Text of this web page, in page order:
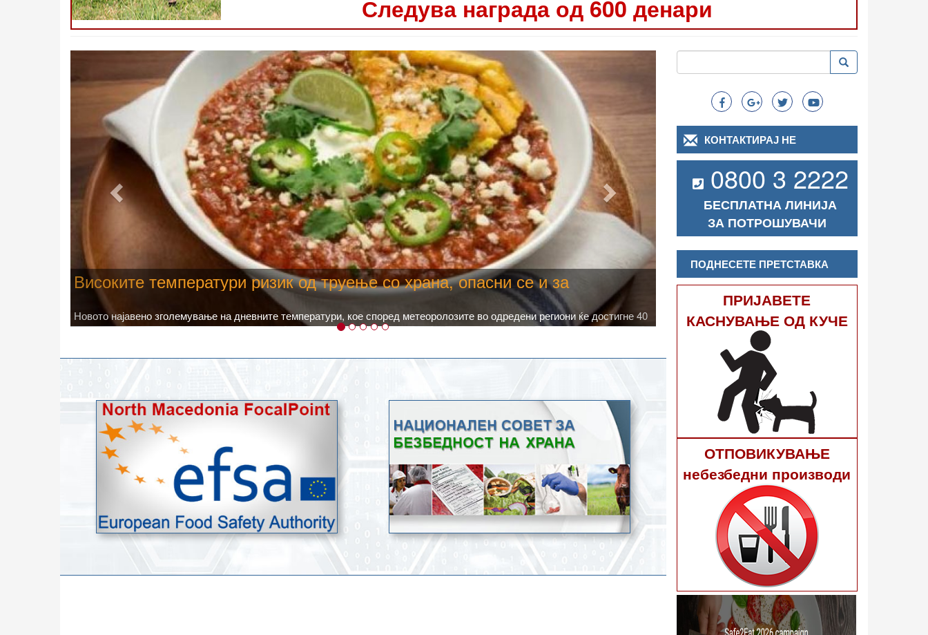
Следува награда од 600 денари
Водата во Гостивар може да се користи како техничка, продолжува
испораката на флаширана вода
Водата во Гостивар може да се користи како техничка, но не и за приготвување храна.
Претходно Следно
Search
Пребарување Пребарување
КОНТАКТИРАЈ НЕ
0800 3 2222
БЕСПЛАТНА ЛИНИЈА
ЗА ПОТРОШУВАЧИ
ПОДНЕСЕТЕ ПРЕТСТАВКА
ПРИЈАВЕТЕ
КАСНУВАЊЕ ОД КУЧЕ
ОТПОВИКУВАЊЕ
небезбедни производи